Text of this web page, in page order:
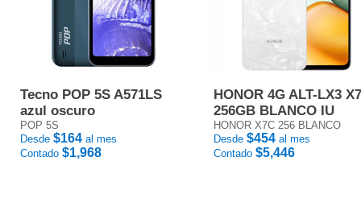
Tecno POP 5S A571LS
azul oscuro
POP 5S
Desde $164 al mes
Contado $1,968
HONOR 4G ALT-LX3
256GB BLANCO IU
HONOR X7C 256 BLANCO
Desde $454 al mes
Contado $5,446